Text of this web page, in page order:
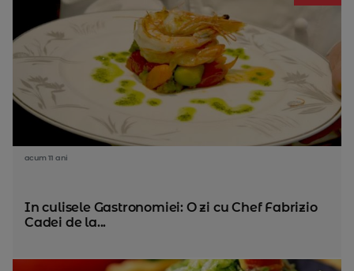
acum 11 ani
In culisele Gastronomiei: O zi cu Chef Fabrizio
Cadei de la...